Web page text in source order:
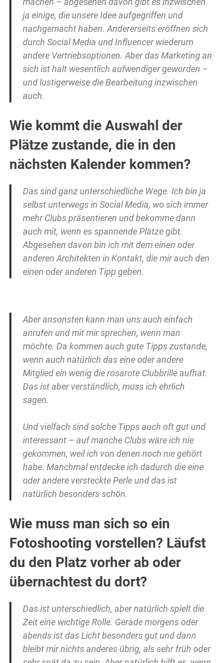
ja einige, die unsere Idee aufgegriffen und
nachgemacht haben. Andererseits eröffnen sich
durch Social Media und Influencer wiederum
andere Vertriebsoptionen. Aber das Marketing an
sich ist halt wesentlich aufwendiger geworden –
und lustigerweise die Bearbeitung inzwischen
auch.
Wie kommt die Auswahl der
Plätze zustande, die in den
nächsten Kalender kommen?
Das sind ganz unterschiedliche Wege. Ich bin ja
selbst unterwegs in Social Media, wo sich immer
mehr Clubs präsentieren und bekomme dann
auch mit, wenn es spannende Plätze gibt.
Abgesehen davon bin ich mit dem einen oder
anderen Architekten in Kontakt, die mir auch den
einen oder anderen Tipp geben.
Aber ansonsten kann man uns auch einfach
anrufen und mit mir sprechen, wenn man
möchte. Da kommen auch gute Tipps zustande,
wenn auch natürlich das eine oder andere
Mitglied ein wenig die rosarote Clubbrille aufhat.
Das ist aber verständlich, muss ich ehrlich
sagen.
Und vielfach sind solche Tipps auch oft gut und
interessant – auf manche Clubs wäre ich nie
gekommen, weil ich von denen noch nie gehört
habe. Manchmal entdecke ich dadurch die eine
oder andere versteckte Perle und das ist
natürlich besonders schön.
Wie muss man sich so ein
Fotoshooting vorstellen? Läufst
du den Platz vorher ab oder
übernachtest du dort?
Das ist unterschiedlich, aber natürlich spielt die
Zeit eine wichtige Rolle. Gerade morgens oder
abends ist das Licht besonders gut und dann
bleibt mir nichts anderes übrig, als sehr früh oder